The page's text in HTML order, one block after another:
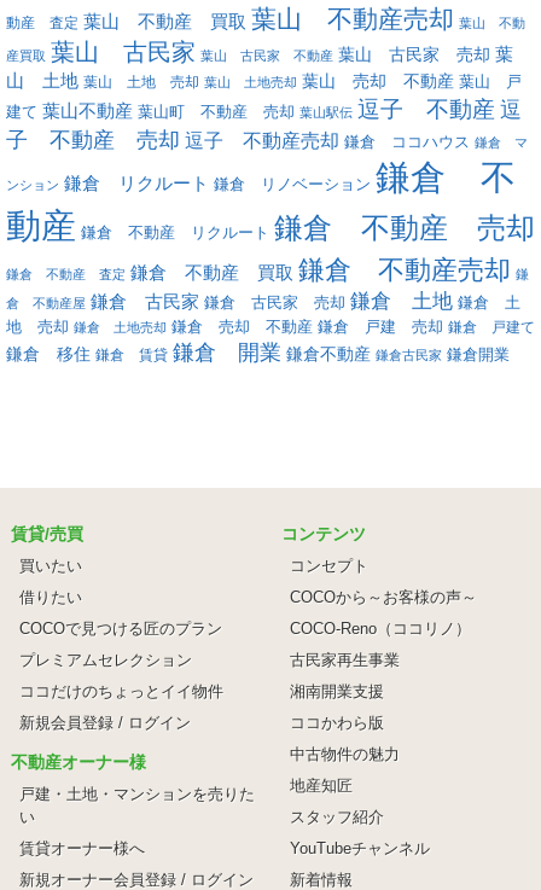
動産 査定 葉山 不動産 買取 葉山 不動産売却 葉山 不動
産買取 葉山 古民家 葉山 古民家 不動産 葉山 古民家 売却 葉
山 土地 葉山 土地 売却 葉山 土地売却 葉山 売却 不動産 葉山 戸
建て 葉山不動産 葉山町 不動産 売却 葉山駅伝 逗子 不動産 逗
子 不動産 売却 逗子 不動産売却 鎌倉 ココハウス 鎌倉 マ
ンション 鎌倉 リクルート 鎌倉 リノベーション 鎌倉 不
動産 鎌倉 不動産 リクルート 鎌倉 不動産 売却
鎌倉 不動産 査定 鎌倉 不動産 買取 鎌倉 不動産売却 鎌
倉 不動産屋 鎌倉 古民家 鎌倉 古民家 売却 鎌倉 土地 鎌倉 土
地 売却 鎌倉 土地売却 鎌倉 売却 不動産 鎌倉 戸建 売却 鎌倉 戸建て
鎌倉 移住 鎌倉 賃貸 鎌倉 開業 鎌倉不動産 鎌倉古民家 鎌倉開業
賃貸/売買
買いたい
借りたい
COCOで見つける匠のプラン
プレミアムセレクション
ココだけのちょっとイイ物件
新規会員登録 / ログイン
不動産オーナー様
戸建・土地・マンションを売りた
い
賃貸オーナー様へ
新規オーナー会員登録 / ログイン
コンテンツ
コンセプト
COCOから～お客様の声～
COCO-Reno（ココリノ）
古民家再生事業
湘南開業支援
ココかわら版
中古物件の魅力
地産知匠
スタッフ紹介
YouTubeチャンネル
新着情報